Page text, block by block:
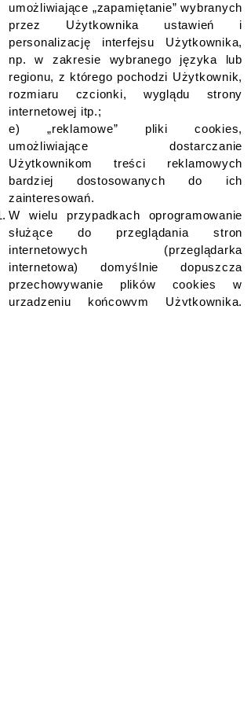
umożliwiające „zapamiętanie” wybranych
przez Użytkownika ustawień i
personalizację interfejsu Użytkownika,
np. w zakresie wybranego języka lub
regionu, z którego pochodzi Użytkownik,
rozmiaru czcionki, wyglądu strony
internetowej itp.;
e) „reklamowe” pliki cookies,
umożliwiające dostarczanie
Użytkownikom treści reklamowych
bardziej dostosowanych do ich
zainteresowań.
W wielu przypadkach oprogramowanie
służące do przeglądania stron
internetowych (przeglądarka
internetowa) domyślnie dopuszcza
przechowywanie plików cookies w
urządzeniu końcowym Użytkownika.